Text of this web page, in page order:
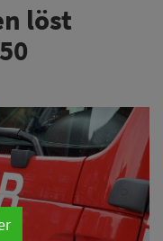
löst